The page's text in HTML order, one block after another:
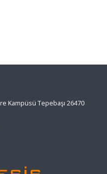
Kampüsü Tepebaşı 26470